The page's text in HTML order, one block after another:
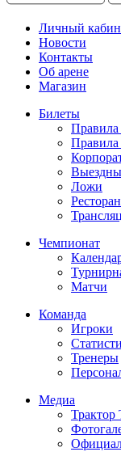
Личный
Новости
Контакты
Об арене
Магазин
Билеты
Правила
Правила
Ложи
Ресторан
Чемпионат
Матчи
Команда
Игроки
Тренеры
Медиа
Трактор